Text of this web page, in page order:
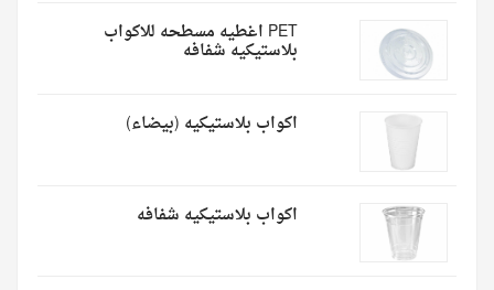
PET اغطيه مسطحه للاكواب
بلاستيكيه شفافه
اكواب بلاستيكيه (بيضاء)
اكواب بلاستيكيه شفافه